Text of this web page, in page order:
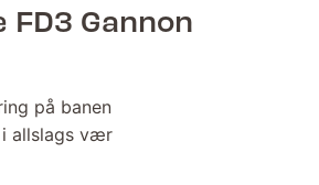
Gannon
på banen
i allslags vær